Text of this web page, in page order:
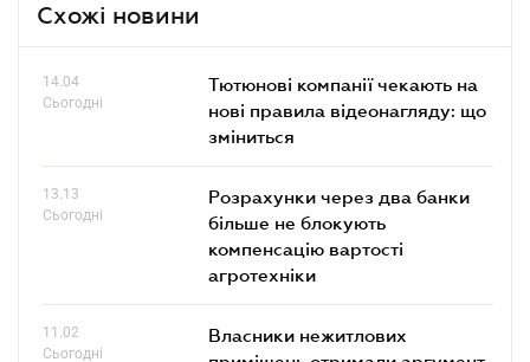
Схожі новини
14.04
Сьогодні
Тютюнові компанії чекають на
нові правила відеонагляду: що
зміниться
13.13
Сьогодні
Розрахунки через два банки
більше не блокують
компенсацію вартості
агротехніки
11.02
Сьогодні
Власники нежитлових